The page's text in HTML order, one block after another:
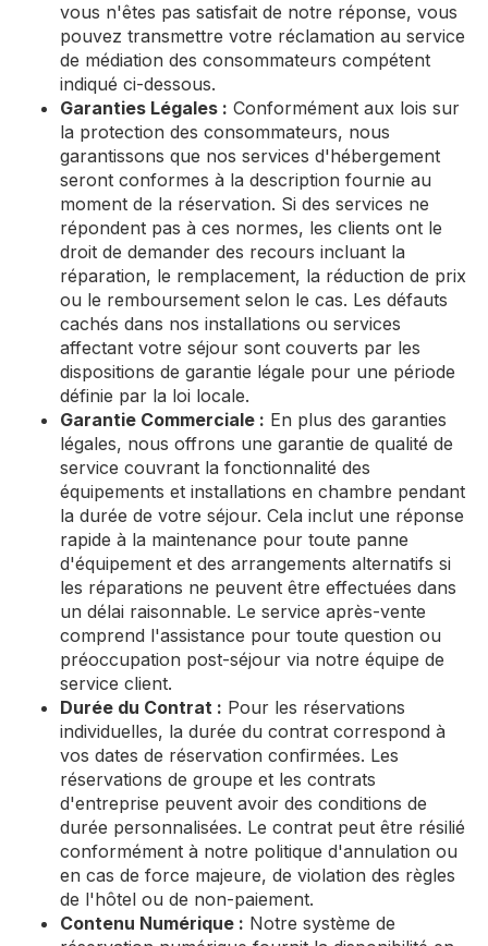
vous n'êtes pas satisfait de notre réponse, vous
pouvez transmettre votre réclamation au service
de médiation des consommateurs compétent
indiqué ci-dessous.
Garanties Légales : Conformément aux lois sur
la protection des consommateurs, nous
garantissons que nos services d'hébergement
seront conformes à la description fournie au
moment de la réservation. Si des services ne
répondent pas à ces normes, les clients ont le
droit de demander des recours incluant la
réparation, le remplacement, la réduction de prix
ou le remboursement selon le cas. Les défauts
cachés dans nos installations ou services
affectant votre séjour sont couverts par les
dispositions de garantie légale pour une période
définie par la loi locale.
Garantie Commerciale : En plus des garanties
légales, nous offrons une garantie de qualité de
service couvrant la fonctionnalité des
équipements et installations en chambre pendant
la durée de votre séjour. Cela inclut une réponse
rapide à la maintenance pour toute panne
d'équipement et des arrangements alternatifs si
les réparations ne peuvent être effectuées dans
un délai raisonnable. Le service après-vente
comprend l'assistance pour toute question ou
préoccupation post-séjour via notre équipe de
service client.
Durée du Contrat : Pour les réservations
individuelles, la durée du contrat correspond à
vos dates de réservation confirmées. Les
réservations de groupe et les contrats
d'entreprise peuvent avoir des conditions de
durée personnalisées. Le contrat peut être résilié
conformément à notre politique d'annulation ou
en cas de force majeure, de violation des règles
de l'hôtel ou de non-paiement.
Contenu Numérique : Notre système de